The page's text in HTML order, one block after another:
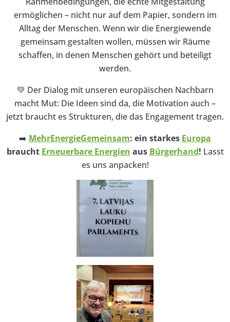
ermöglichen – nicht nur auf dem Papier, sondern im
Alltag der Menschen. Wenn wir die Energiewende
gemeinsam gestalten wollen, müssen wir Räume
schaffen, in denen Menschen gehört und beteiligt
werden.
💚 Der Dialog mit unseren europäischen Nachbarn
macht Mut: Die Ideen sind da, die Motivation auch –
jetzt braucht es Strukturen, die das Engagement tragen.
➡️ MehrEnergieGemeinsam: ein starkes Europa
braucht Erneuerbare Energien aus Bürgerhand! Lasst
es uns anpacken!